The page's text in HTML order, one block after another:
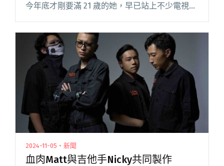
今年底才剛要滿 21 歲的她，早已站上不少電視選
曲獎前，她才剛拍完 VICE 的潮流紀錄片，初當外
景主閱讀全文 "金曲30最年輕的新人入圍者 劉柏
辛認沒留在韓國發展是正確的選擇"
2024-11-05・新聞
血肉Matt與吉他手Nicky共同製作